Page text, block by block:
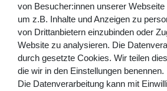
Abonnieren
** Hierbei handelt
Bezahlen Sie bequem per
von Besucher:innen unserer
um z.B. Inhalte und Anzeigen zu
von Drittanbietern einzubinden oder
Website zu analysieren. Die
durch gesetzte Cookies. Wir teilen
die wir in den Einstellungen benennen.
Die Datenverarbeitung kann mit